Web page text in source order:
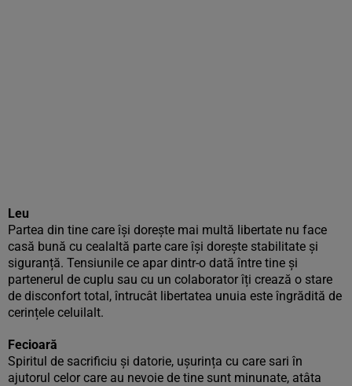
Leu
Partea din tine care își dorește mai multă libertate nu face
casă bună cu cealaltă parte care își dorește stabilitate și
siguranță. Tensiunile ce apar dintr-o dată între tine și
partenerul de cuplu sau cu un colaborator îți crează o stare
de disconfort total, întrucât libertatea unuia este îngrădită de
cerințele celuilalt.
Fecioară
Spiritul de sacrificiu și datorie, ușurința cu care sari în
ajutorul celor care au nevoie de tine sunt minunate, atâta